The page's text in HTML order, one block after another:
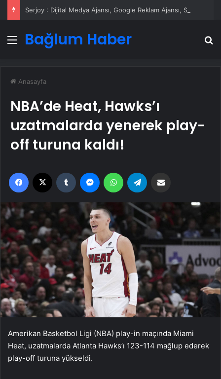
Menü
Bağlum Haber
Anasayfa
NBA’de Heat, Hawks’ı
uzatmalarda yenerek play-
off turuna kaldı!
Facebook Tumblr MessengerWhatsApp
Amerikan Basketbol Ligi (NBA) play-in maçında Miami
Heat, uzatmalarda Atlanta Hawks’ı 123-114 mağlup ederek
play-off turuna yükseldi.